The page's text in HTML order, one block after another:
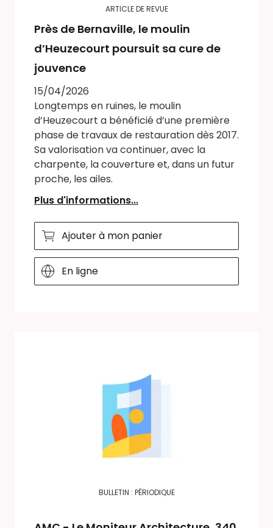
ARTICLE DE REVUE
Près de Bernaville, le moulin
d’Heuzecourt poursuit sa cure de
jouvence
15/04/2026
Longtemps en ruines, le moulin
d’Heuzecourt a bénéficié d’une première
phase de travaux de restauration dès 2017.
Sa valorisation va continuer, avec la
charpente, la couverture et, dans un futur
proche, les ailes.
Plus d'informations...
Ajouter à mon panier
En ligne
BULLETIN : PÉRIODIQUE